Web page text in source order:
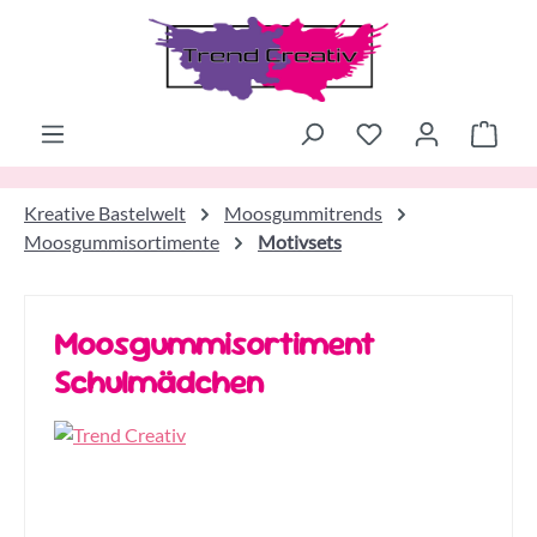
Zum Hauptinhalt springen
Kreative Bastelwelt
Moosgummitrends
Moosgummisortimente
Motivsets
Moosgummisortiment
Schulmädchen